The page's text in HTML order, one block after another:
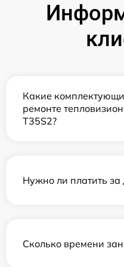
Какие
ремонте
T35S2?
Нужно ли платить за
Сколько времени